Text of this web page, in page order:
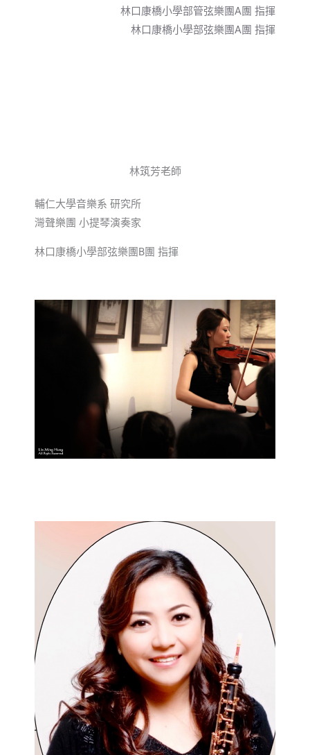
林口康橋小學部管弦樂團A團 指揮
林口康橋小學部弦樂團A團 指揮
林筑芳老師
輔仁大學音樂系 研究所
灣聲樂團 小提琴演奏家
林口康橋小學部弦樂團B團 指揮